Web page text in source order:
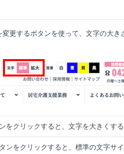
更するボタンを使って、文字の大き
をクリックすると、文字を大きくす
ンをクリックすると、標準の文字サ